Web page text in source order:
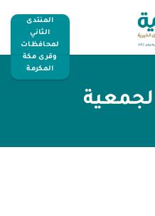
المنتدى
الثاني
لمحافظات
وقرى مكة
المكرمة